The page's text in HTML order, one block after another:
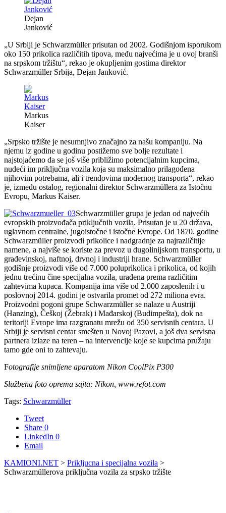
Dejan
Janković
„U Srbiji je Schwarzmüller prisutan od 2002. Godišnjom isporukom
oko 150 prikolica različitih tipova, među najvećima je u ovoj branši
na srpskom tržištu“, rekao je okupljenim gostima direktor
Schwarzmüller Srbija, Dejan Janković.
Markus
Kaiser
„Srpsko tržište je nesumnjivo značajno za našu kompaniju. Na
njemu iz godine u godinu postižemo sve bolje rezultate i
najstojaćemo da se još više približimo potencijalnim kupcima,
nudeći im priključna vozila koja su maksimalno prilagođena
njihovim potrebama, ali i trendovima modernog transporta“, rekao
je, između ostalog, regionalni direktor Schwarzmüllera za Istočnu
Evropu, Markus Kaiser.
Schwarzmüller grupa je jedan od najvećih
evropskih proizvođača priključnih vozila. Prisutan je u 20 država,
uglavnom centralne, jugoistočne i istočne Evrope. Od 1870. godine
Schwarzmüller proizvodi prikolice i nadgradnje za najrazličitije
namene, a najviše se koriste za prevoz u dugolinijskom transportu, u
građevinskoj, naftnoj, drvnoj i industriji hrane. Schwarzmüller
godišnje proizvodi više od 7.000 poluprikolica i prikolica, od kojih
jednu trećinu čine specijalna vozila, urađena prema različitim
zahtevima kupaca. Kompanija ima više od 2.000 zaposlenih i u
poslovnoj 2014. godini je ostvarila promet od 272 miliona evra.
Proizvodni pogoni grupe Schwarzmüller se nalaze u Austriji
(Hanzing), Češkoj (Žebrak) i Mađarskoj (Budimpešta), dok na
teritoriji Evrope ima razgranatu mrežu od 350 servisnih centara. U
Srbiji je servisni centar smešten u Novoj Pazovi, a još dva servisna
partnera izlaze na teren – na intervencije koje se kupcima pružaju
tamo gde oni to zahtevaju.
Fotografije snimljene aparatom Nikon CoolPix P300
Službena foto oprema sajta: Nikon, www.refot.com
Tags: Schwarzmüller
Tweet
Share 0
LinkedIn 0
Email
KAMIONI.NET > Prikljucna i specijalna vozila >
Schwarzmüllerova priključna vozila za srpsko tržište